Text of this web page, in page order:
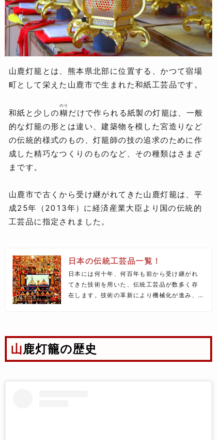
山鹿灯籠とは、熊本県北部に位置する、かつて宿場
町として栄えた山鹿市で生まれた和紙工芸品です。
和紙と少しの糊
のり
だけで作られる紙製の灯籠は、一般
的な灯籠の形とは違い、建築物を模した宮造りなど
の伝統的様式のもの、灯籠師の技の追求のために作
成した精巧なつくりのものなど、その種類はさまざ
まです。
山鹿市で古くから受け継がれてきた山鹿灯籠は、平
成25年（2013年）に経済産業大臣より国の伝統的
工芸品に指定されました。
日本の伝統工芸品一覧！
日本には何十年、何百年も前から受け継がれ
てきた技術を用いた、伝統工芸品が数多く存
在します。技術の革新により機械化が進み、
が現状です。
山鹿灯籠の歴史